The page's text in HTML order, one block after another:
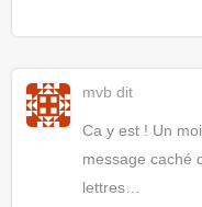
mvb dit
Ca y est ! Un
message caché
lettres…